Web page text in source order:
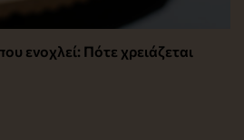
ενοχλεί: Πότε χρειάζεται